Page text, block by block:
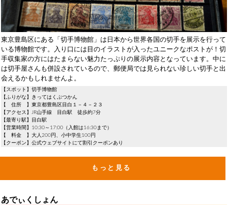
東京豊島区にある「切手博物館」は日本から世界各国の切手を展示を行って
いる博物館です。入り口には目のイラストが入ったユニークなポストが！切
手収集家の方にはたまらない魅力たっぷりの展示内容となっています。中に
は切手屋さんも併設されているので、郵便局では見られない珍しい切手と出
会えるかもしれませんよ。
【スポット】切手博物館
【ふりがな】きってはくぶつかん
【 住所 】東京都豊島区目白１－４－２３
【アクセス】JR山手線 目白駅 徒歩約7分
【最寄り駅】目白駅
【営業時間】10:30～17:00（入館は16:30まで）
【 料金 】大人200円、小中学生100円
【クーポン】公式ウェブサイトにて割引クーポンあり
もっと見る
あでぃくしょん